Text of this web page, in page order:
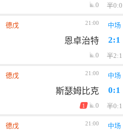
0 半0:0
德戊 21:00 中场
恩卓治特 2:1
0 半2:1
德戊 21:00 中场
斯瑟姆比克 0:1
1 0 半0:1
德戊 21:00 中场